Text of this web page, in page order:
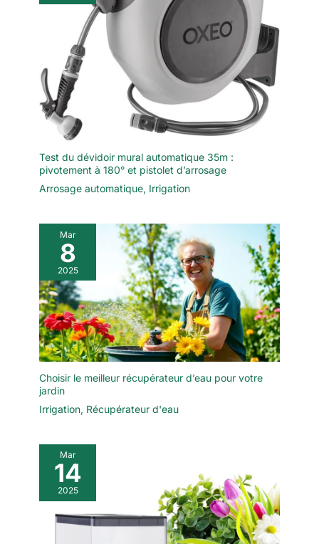
Test du dévidoir mural automatique 35m :
pivotement à 180° et pistolet d’arrosage
Arrosage automatique, Irrigation
Mar
8
2025
Choisir le meilleur récupérateur d’eau pour votre
jardin
Irrigation, Récupérateur d'eau
Mar
14
2025